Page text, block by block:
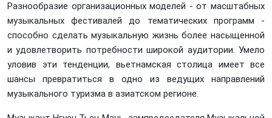
Разнообразие организационных моделей - от масштабных
музыкальных фестивалей до тематических программ -
способно сделать музыкальную жизнь более насыщенной
и удовлетворить потребности широкой аудитории. Умело
уловив эти тенденции, вьетнамская столица имеет все
шансы превратиться в одно из ведущих направлений
музыкального туризма в азиатском регионе.